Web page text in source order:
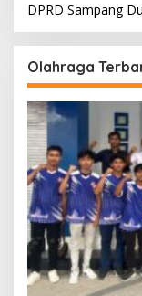
DPRD Sampang
Olahraga